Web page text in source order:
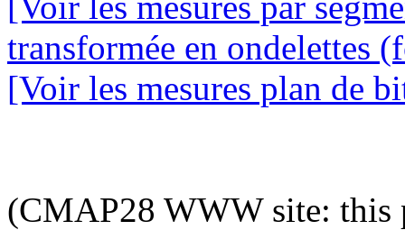
transformée en ondelettes
[Voir les mesures plan de
(CMAP28 WWW site: this